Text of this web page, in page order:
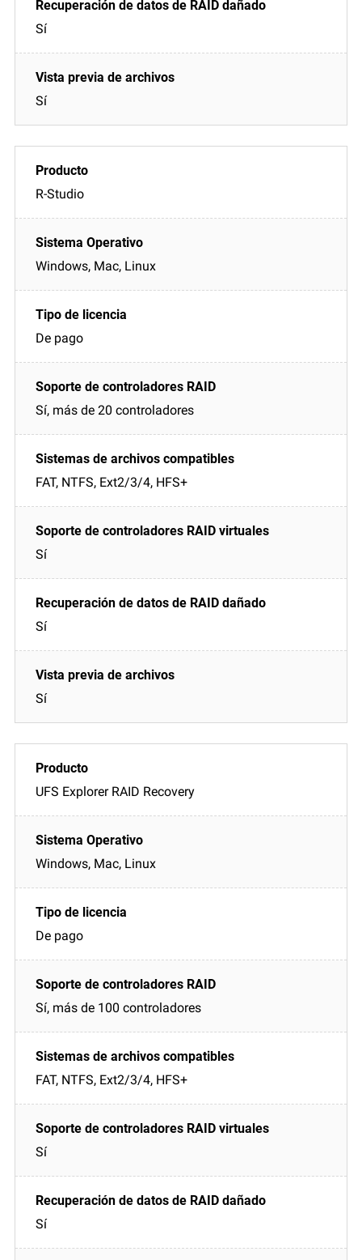
Sí
Sí
R-Studio
Windows, Mac, Linux
De pago
Sí, más de 20 controladores
FAT, NTFS, Ext2/3/4, HFS+
Sí
Sí
Sí
UFS Explorer RAID Recovery
Windows, Mac, Linux
De pago
Sí, más de 100 controladores
FAT, NTFS, Ext2/3/4, HFS+
Sí
Sí